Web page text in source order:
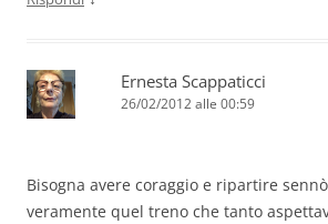
Ernesta Scappaticci
26/02/2012 alle 00:59
Bisogna avere coraggio e ripartire
veramente quel treno che tanto